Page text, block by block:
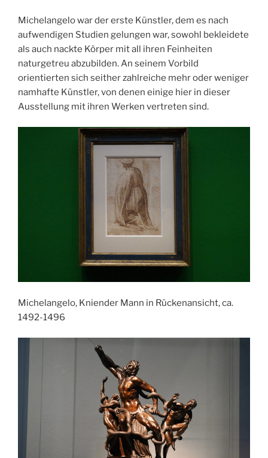
Michelangelo war der erste Künstler, dem es nach
aufwendigen Studien gelungen war, sowohl bekleidete
als auch nackte Körper mit all ihren Feinheiten
naturgetreu abzubilden. An seinem Vorbild
orientierten sich seither zahlreiche mehr oder weniger
namhafte Künstler, von denen einige hier in dieser
Ausstellung mit ihren Werken vertreten sind.
Michelangelo, Kniender Mann in Rückenansicht, ca.
1492-1496